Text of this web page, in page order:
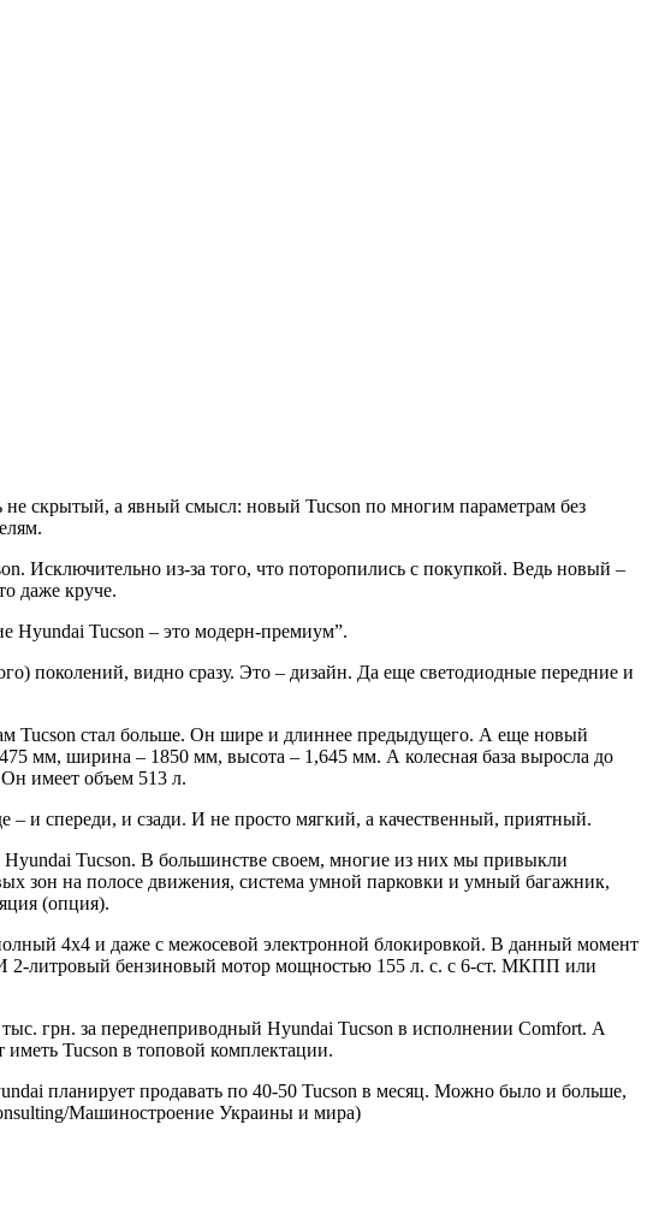
не скрытый, а явный смысл: новый Tucson по многим параметрам без
Исключительно из-за того, что поторопились с покупкой. Ведь новый –
даже круче.
Hyundai Tucson – это модерн-премиум”.
поколений, видно сразу. Это – дизайн. Да еще светодиодные передние и
Tucson стал больше. Он шире и длиннее предыдущего. А еще новый
мм, ширина – 1850 мм, высота – 1,645 мм. А колесная база выросла до
имеет объем 513 л.
– и спереди, и сзади. И не просто мягкий, а качественный, приятный.
Tucson. В большинстве своем, многие из них мы привыкли
зон на полосе движения, система умной парковки и умный багажник,
(опция).
4х4 и даже с межосевой электронной блокировкой. В данный момент
литровый бензиновый мотор мощностью 155 л. с. с 6-ст. МКПП или
грн. за переднеприводный Hyundai Tucson в исполнении Comfort. А
Tucson в топовой комплектации.
планирует продавать по 40-50 Tucson в месяц. Можно было и больше,
Машиностроение Украины и мира)